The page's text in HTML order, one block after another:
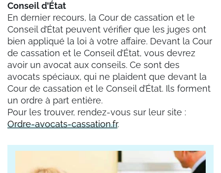
Conseil d’État
En dernier recours, la Cour de cassation et le
Conseil d’État peuvent vérifier que les juges ont
bien appliqué la loi à votre affaire. Devant la Cour
de cassation et le Conseil d’État, vous devrez
avoir un avocat aux conseils. Ce sont des
avocats spéciaux, qui ne plaident que devant la
Cour de cassation et le Conseil d’État. Ils forment
un ordre à part entière.
Pour les trouver, rendez-vous sur leur site :
Ordre-avocats-cassation.fr.